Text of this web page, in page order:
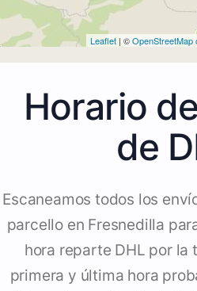
Leaflet | ©OpenStreetMap
Horario
de
Escaneamos todos los
parcello en Fresnedilla
hora reparte DHL por la
primera y última hora